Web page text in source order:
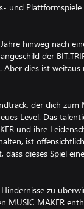
und Plattformspiele
hinweg nach
der
Aber dies ist weitaus
der dich zum
Level. Das
und ihre
ist
dieses Spiel
zu
MUSIC MAKER